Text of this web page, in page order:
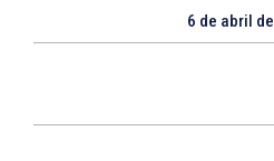
6 de abril